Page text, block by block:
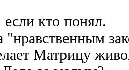
кто понял.
"нравственным
Матрицу